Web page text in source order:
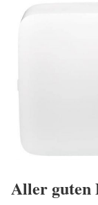
Aller guten